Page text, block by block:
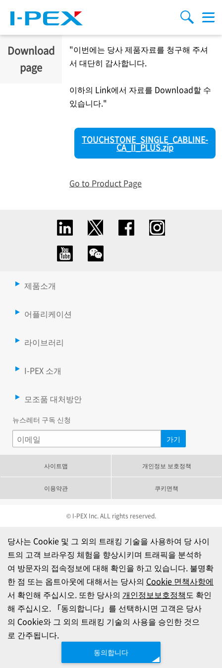
검색
Menu
Download
page
"이번에는 당사 제품자료를 청구해 주셔
서 대단히 감사합니다.
이하의 Link에서 자료를 Download할 수
있습니다."
TOUCHSTONE_SINGLE_CABLINE-
CA_II_PLUS.zip
Go to Product Page
제품소개
어플리케이션
라이브러리
I-PEX 소개
모조품 대처방안
뉴스레터 구독 신청
사이트맵 개인정보 보호정책
이용약관 쿠키면책
© I-PEX Inc. ALL rights reserved.
당사는 Cookie 및 그 외의 트래킹 기술을 사용하여 당 사이
트의 고객 브라우징 체험을 향상시키며 트래픽을 분석하
여 방문자의 접속정보에 대해 확인을 하고 있습니다. 불명확
한 점 또는 옵트아웃에 대해서는 당사의 Cookie 면책사항에
서 확인해 주십시오. 또한 당사의 개인정보보호정책도 확인
해 주십시오. 「동의합니다」를 선택하시면 고객은 당사
의 Cookie와 그 외의 트래킹 기술의 사용을 승인한 것으
로 간주됩니다.
동의합니다